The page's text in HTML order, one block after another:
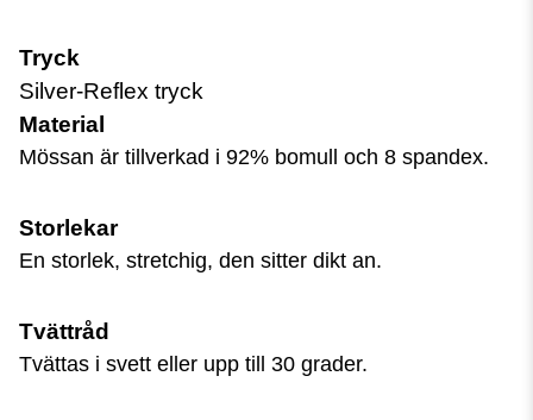
Tryck
Silver-Reflex tryck
Material
Mössan är tillverkad i 92% bomull och 8 spandex.
Storlekar
En storlek, stretchig, den sitter dikt an.
Tvättråd
Tvättas i svett eller upp till 30 grader.